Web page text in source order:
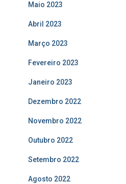
Maio 2023
Abril 2023
Março 2023
Fevereiro 2023
Janeiro 2023
Dezembro 2022
Novembro 2022
Outubro 2022
Setembro 2022
Agosto 2022